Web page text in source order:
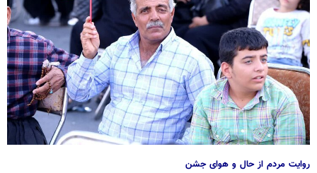
روایت مردم از حال و هوای جشن